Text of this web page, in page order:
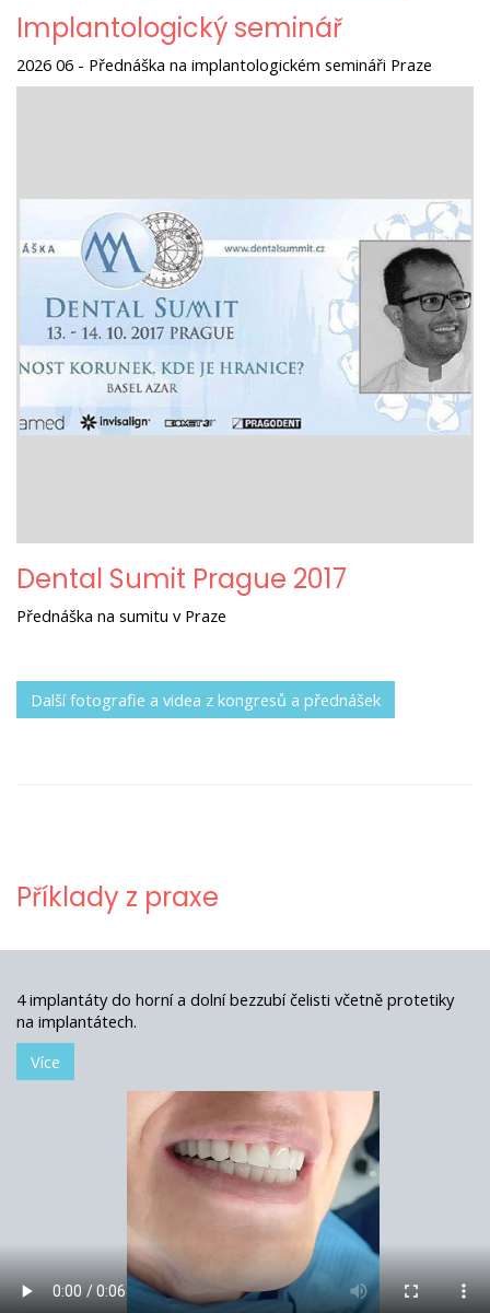
Implantologický seminář
2026 06 - Přednáška na implantologickém semináři Praze
Dental Sumit Prague 2017
Přednáška na sumitu v Praze
Další fotografie a videa z kongresů a přednášek
Příklady z praxe
4 implantáty do horní a dolní bezzubí čelisti včetně protetiky
na implantátech.
Více